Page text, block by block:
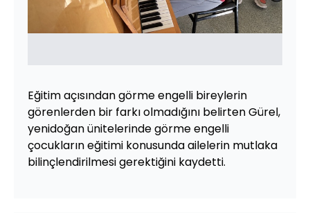
Eğitim açısından görme engelli bireylerin
görenlerden bir farkı olmadığını belirten Gürel,
yenidoğan ünitelerinde görme engelli
çocukların eğitimi konusunda ailelerin mutlaka
bilinçlendirilmesi gerektiğini kaydetti.